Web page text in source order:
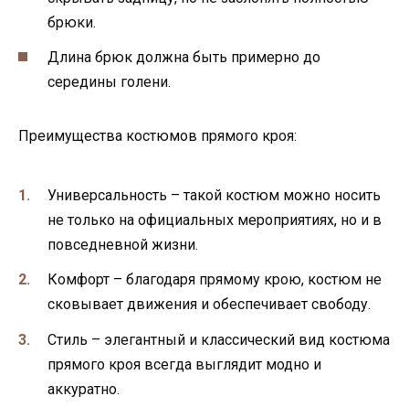
брюки.
Длина брюк должна быть примерно до
середины голени.
Преимущества костюмов прямого кроя:
Универсальность – такой костюм можно носить
не только на официальных мероприятиях, но и в
повседневной жизни.
Комфорт – благодаря прямому крою, костюм не
сковывает движения и обеспечивает свободу.
Стиль – элегантный и классический вид костюма
прямого кроя всегда выглядит модно и
аккуратно.